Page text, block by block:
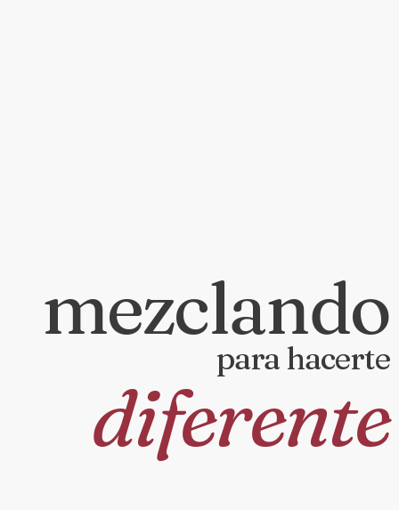
mezclando
para hacerte
diferente